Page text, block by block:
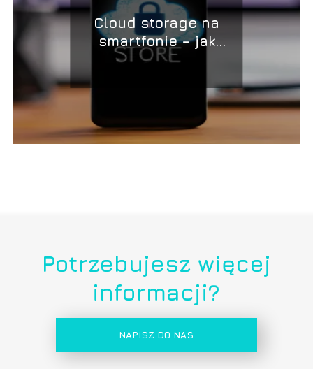
Cloud storage na
smartfonie – jak
bezpiecznie
przechowywać dane w
Potrzebujesz więcej
informacji?
NAPISZ DO NAS